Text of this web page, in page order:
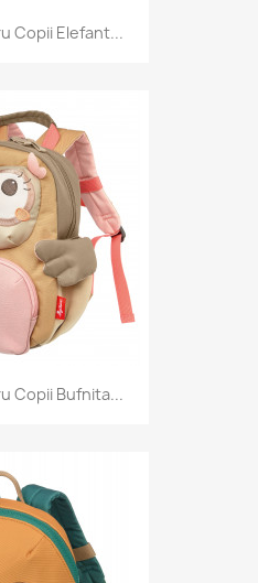
Copii Elefant...
Copii Bufnita...